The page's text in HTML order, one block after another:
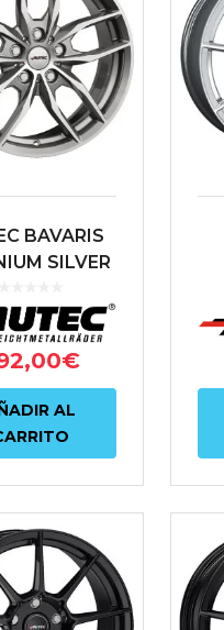
BAVARIS
SILVER
ET30 66.6
€
AL